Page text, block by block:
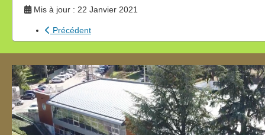
Mis à jour : 22 Janvier 2021
Précédent